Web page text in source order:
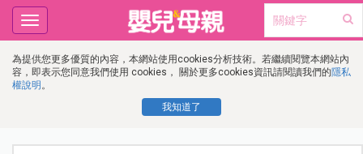
為提供您更多優質的內容，本網站使用cookies分析技術。若繼續閱覽本網站內
容，即表示您同意我們使用 cookies， 關於更多cookies資訊請閱讀我們的隱私
權說明 。
我知道了
Toggle
navigation